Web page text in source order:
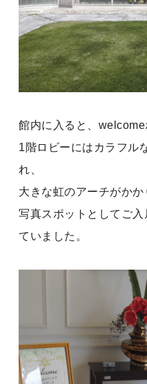
館内に入ると、welcome
1階ロビーにはカラフル
れ、
大きな虹のアーチがかか
写真スポットとしてご
ていました。